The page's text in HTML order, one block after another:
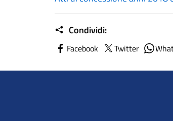
Condividi:
Facebook Twitter